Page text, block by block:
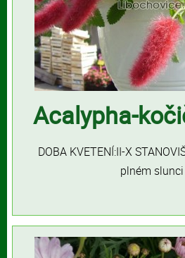
Acalypha-
DOBA KVETENÍ:II-X
plném slunci